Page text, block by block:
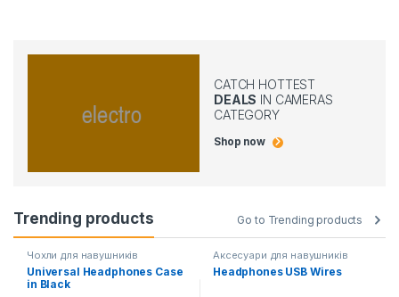
CATCH HOTTEST
DEALS IN CAMERAS
CATEGORY
Shop now
Trending products Go to Trending products
Чохли для навушників
Universal Headphones Case
in Black
Аксесуари для навушників
Headphones USB Wires